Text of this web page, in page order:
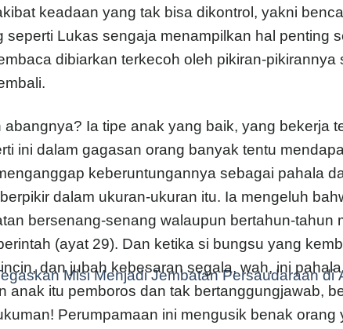
Misi Menjadi Jembatan Persaudaraan di
keadaan yang tak bisa dikontrol, yakni
seperti Lukas sengaja menampilkan hal penting
dibiarkan terkecoh oleh pikiran-pikirannya
Ia tipe anak yang baik, yang bekerja
ini dalam gagasan orang banyak tentu
keberuntungannya sebagai pahala
dalam ukuran-ukuran itu. Ia mengeluh
bersenang-senang walaupun bertahun-tahun
(ayat 29). Dan ketika si bungsu yang
dan jubah kebesaran segala, wah, ini
anak itu pemboros dan tak bertanggungjawab,
Perumpamaan ini mengusik benak orang